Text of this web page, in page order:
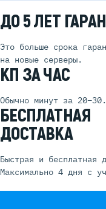
ДО 5 ЛЕТ
Это больше срока
на новые серверы.
КП ЗА ЧАС
Обычно минут за
БЕСПЛАТНАЯ
ДОСТАВКА
Быстрая и бесплатная
Максимально 4 дня с